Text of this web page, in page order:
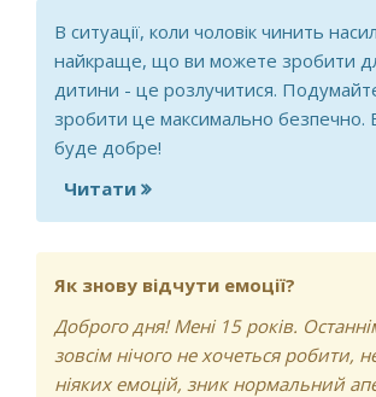
В ситуації, коли чоловік чинить
найкраще, що ви можете зробити
дитини - це розлучитися.
зробити це максимально безпечно.
буде добре!
Читати про сімейні стосунки
Як знову відчути емоції?
Доброго дня! Мені 15 років.
зовсім нічого не хочеться робити,
ніяких емоцій, зник нормальний